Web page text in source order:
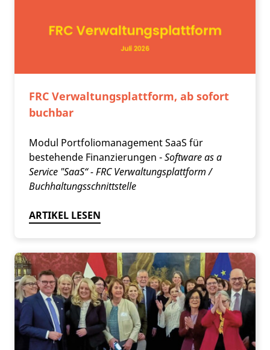
FRC Verwaltungsplattform, ab sofort
buchbar
Modul Portfoliomanagement SaaS für
bestehende Finanzierungen -Software as a
Service "SaaS“ - FRC Verwaltungsplattform /
Buchhaltungsschnittstelle
ARTIKEL LESEN